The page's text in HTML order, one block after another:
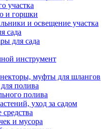
участка
и горшки
и освещение участка
сада
для сада
инструмент
муфты для шлангов
полива
полива
уход за садом
и мусора